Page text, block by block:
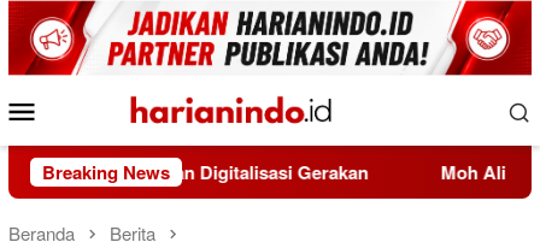
Loncat
ke
konten
Mobile
Breaking News
dan Digitalisasi Gerakan Moh Ali Murtadho,
Beranda Berita